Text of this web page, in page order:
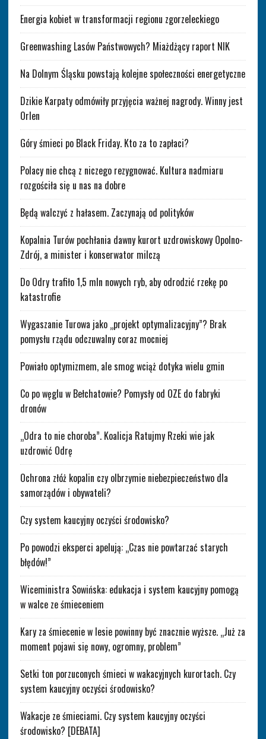
Energia kobiet w transformacji regionu zgorzeleckiego
Greenwashing Lasów Państwowych? Miażdżący raport NIK
Na Dolnym Śląsku powstają kolejne społeczności energetyczne
Dzikie Karpaty odmówiły przyjęcia ważnej nagrody. Winny jest
Orlen
Góry śmieci po Black Friday. Kto za to zapłaci?
Polacy nie chcą z niczego rezygnować. Kultura nadmiaru
rozgościła się u nas na dobre
Będą walczyć z hałasem. Zaczynają od polityków
Kopalnia Turów pochłania dawny kurort uzdrowiskowy Opolno-
Zdrój, a minister i konserwator milczą
Do Odry trafiło 1,5 mln nowych ryb, aby odrodzić rzekę po
katastrofie
Wygaszanie Turowa jako „projekt optymalizacyjny”? Brak
pomysłu rządu odczuwalny coraz mocniej
Powiało optymizmem, ale smog wciąż dotyka wielu gmin
Co po węglu w Bełchatowie? Pomysły od OZE do fabryki
dronów
„Odra to nie choroba”. Koalicja Ratujmy Rzeki wie jak
uzdrowić Odrę
Ochrona złóż kopalin czy olbrzymie niebezpieczeństwo dla
samorządów i obywateli?
Czy system kaucyjny oczyści środowisko?
Po powodzi eksperci apelują: „Czas nie powtarzać starych
błędów!”
Wiceministra Sowińska: edukacja i system kaucyjny pomogą
w walce ze śmieceniem
Kary za śmiecenie w lesie powinny być znacznie wyższe. „Już za
moment pojawi się nowy, ogromny, problem”
Setki ton porzuconych śmieci w wakacyjnych kurortach. Czy
system kaucyjny oczyści środowisko?
Wakacje ze śmieciami. Czy system kaucyjny oczyści
środowisko? [DEBATA]